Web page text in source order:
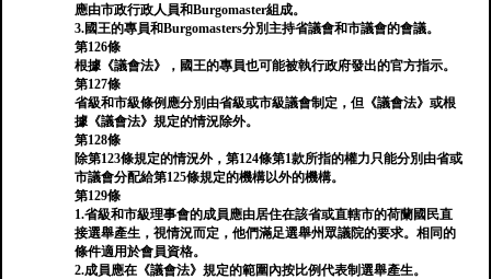
應由市政行政人員和Burgomaster組成。
3.國王的專員和Burgomasters分別主持省議會和市議會的會議。
第126條
根據《議會法》，國王的專員也可能被執行政府發出的官方指示。
第127條
省級和市級條例應分別由省級或市級議會制定，但《議會法》或根
據《議會法》規定的情況除外。
第128條
除第123條規定的情況外，第124條第1款所指的權力只能分別由省或
市議會分配給第125條規定的機構以外的機構。
第129條
1.省級和市級理事會的成員應由居住在該省或直轄市的荷蘭國民直
接選舉產生，視情況而定，他們滿足選舉州眾議院的要求。相同的
條件適用於會員資格。
2.成員應在《議會法》規定的範圍內按比例代表制選舉產生。